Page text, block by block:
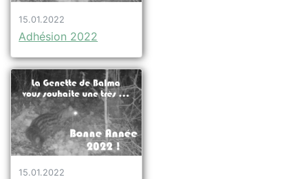
15.01.2022
Adhésion 2022
15.01.2022